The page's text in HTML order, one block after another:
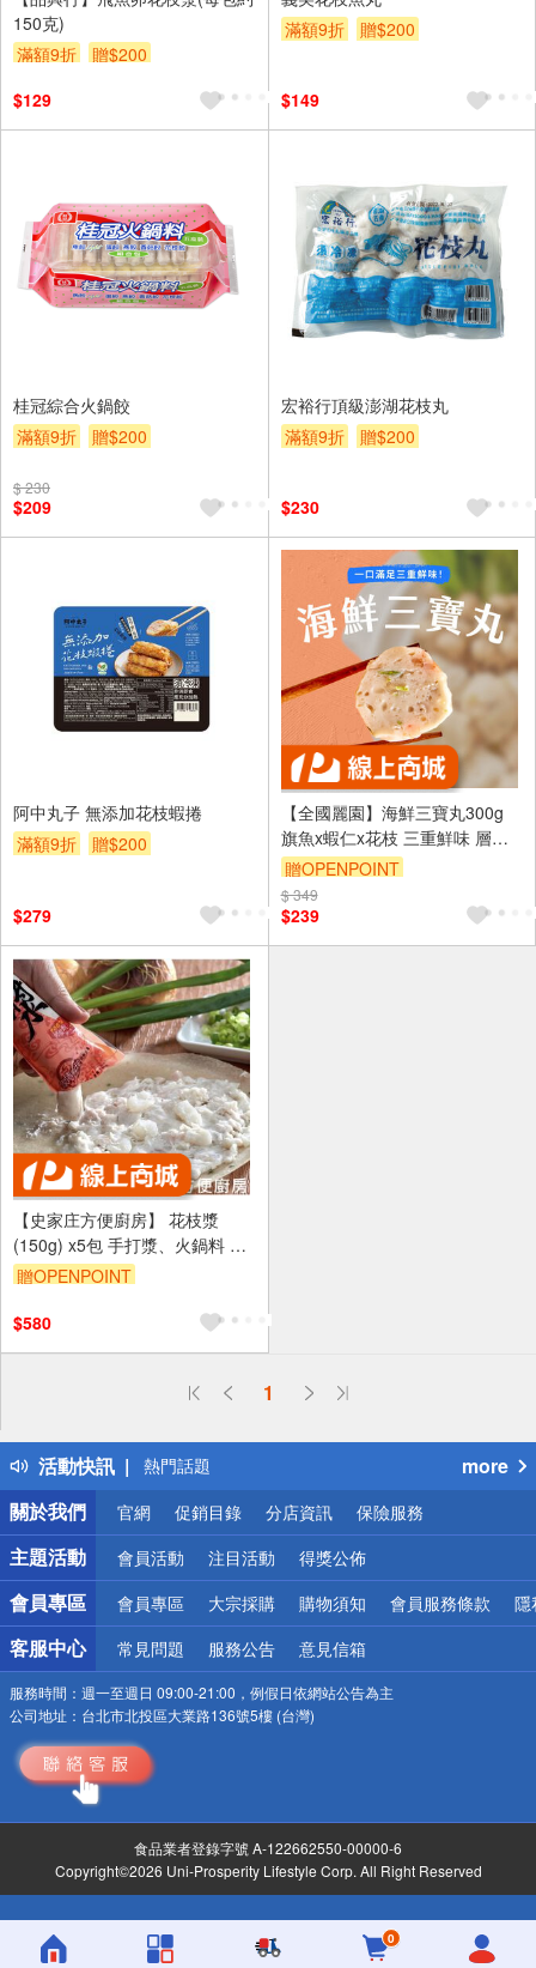
150克)
滿額9折
贈$200
$129
滿額9折
贈$200
$149
桂冠綜合火鍋餃
滿額9折
贈$200
$ 230
$209
宏裕行頂級澎湖花枝丸
滿額9折
贈$200
$230
阿中丸子 無添加花枝蝦捲
滿額9折
贈$200
$279
【全國麗園】海鮮三寶丸300g
旗魚x蝦仁x花枝 三重鮮味 層次
豐富 熟食 即食料理 冷凍調理包
冷凍料理包 冷凍食品
贈OPENPOINT
$ 349
$239
【史家庄方便廚房】 花枝漿
(150g) x5包 手打漿、火鍋料 可
享受DIY樂趣，加入火鍋煮，也
贈OPENPOINT
$580
1
活動快訊
偏遠地區配送
得獎公告
熱門話題
銀行優惠
偏遠地區配送
詐騙網頁！請小心！
more
關於我們
官網 促銷目錄 分店資訊 保險服務
主題活動 會員活動 注目活動 得獎公佈
會員專區 會員專區 大宗採購 購物須知 會員服務條款 隱
客服中心 常見問題 服務公告 意見信箱
服務時間： 週一至週日 09:00-21:00，例假日依網站公告為主
公司地址： 台北市北投區大業路136號5樓 (台灣)
食品業者登錄字號 A-122662550-00000-6
Copyright©2026 Uni-Prosperity Lifestyle Corp. All Right Reserved
0